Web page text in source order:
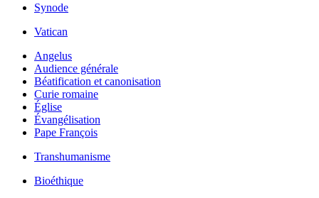
Synode
Vatican
Angelus
Audience générale
Béatification et canonisation
Curie romaine
Église
Évangélisation
Pape François
Transhumanisme
Bioéthique